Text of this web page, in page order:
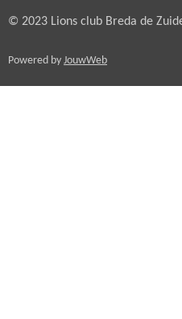
© 2023 Lions club
KvK
Powered by JouwWeb